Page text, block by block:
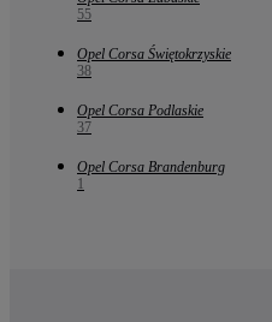
55
Opel Corsa Świętokrzyskie
38
Opel Corsa Podlaskie
37
Opel Corsa Brandenburg
1